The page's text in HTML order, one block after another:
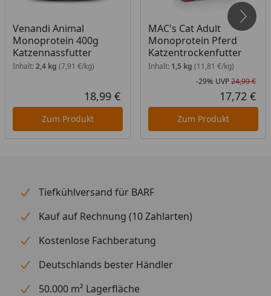
Venandi Animal
Monoprotein 400g
Katzennassfutter
Inhalt: 2,4 kg (7,91 €/kg)
Aktueller Preis
18,99 €
Zum Produkt
MAC's Cat Adult
Monoprotein Pferd
Katzentrockenfutter
Inhalt: 1,5 kg (11,81 €/kg)
-29% UVP24,99 €
17,72 €
Zum Produkt
Tiefkühlversand für BARF
Kauf auf Rechnung (10 Zahlarten)
Kostenlose Fachberatung
Deutschlands bester Händler
50.000 m² Lagerfläche